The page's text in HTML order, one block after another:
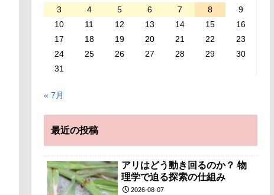
3
4 5 6 7 8
9
10
11 12 13 14 15
16
17
18 19 20 21 22
23
24
25 26 27 28 29
30
31
« 7月
最近の投稿
アリはどう動き回るのか？ 物
理学で迫る探索の仕組み
2026-08-07